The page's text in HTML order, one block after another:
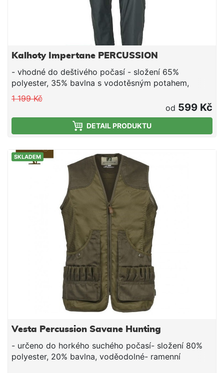
Kalhoty Impertane PERCUSSION
- vhodné do deštivého počasí - složení 65%
polyester, 35% bavlna s vodotěsným potahem,
vodotěsné švy - podšívka 65% polyester 35%
bavlna - 6 kapes, kapsička na nůž, neklouzavý
elastický pas - zesílená kolena, zipy na kotnících -
1 199 Kč
od 599 Kč
DETAIL PRODUKTU
SKLADEM
Vesta Percussion Savane Hunting
- určeno do horkého suchého počasí- složení 80%
polyester, 20% bavlna, voděodolné- ramenní